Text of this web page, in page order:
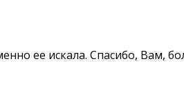
ее искала. Спасибо, Вам,